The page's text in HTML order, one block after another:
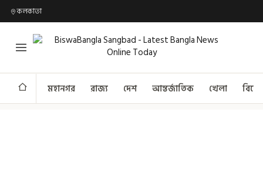
কলকাতা
মহানগর রাজ্য দেশ আন্তর্জাতিক খেলা